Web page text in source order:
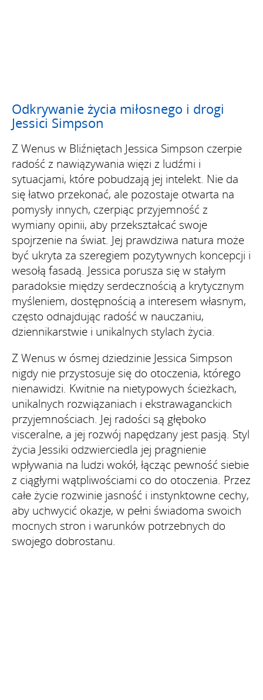
Odkrywanie życia miłosnego i drogi
Jessici Simpson
Z Wenus w Bliźniętach Jessica Simpson czerpie
radość z nawiązywania więzi z ludźmi i
sytuacjami, które pobudzają jej intelekt. Nie da
się łatwo przekonać, ale pozostaje otwarta na
pomysły innych, czerpiąc przyjemność z
wymiany opinii, aby przekształcać swoje
spojrzenie na świat. Jej prawdziwa natura może
być ukryta za szeregiem pozytywnych koncepcji i
wesołą fasadą. Jessica porusza się w stałym
paradoksie między serdecznością a krytycznym
myśleniem, dostępnością a interesem własnym,
często odnajdując radość w nauczaniu,
dziennikarstwie i unikalnych stylach życia.
Z Wenus w ósmej dziedzinie Jessica Simpson
nigdy nie przystosuje się do otoczenia, którego
nienawidzi. Kwitnie na nietypowych ścieżkach,
unikalnych rozwiązaniach i ekstrawaganckich
przyjemnościach. Jej radości są głęboko
visceralne, a jej rozwój napędzany jest pasją. Styl
życia Jessiki odzwierciedla jej pragnienie
wpływania na ludzi wokół, łącząc pewność siebie
z ciągłymi wątpliwościami co do otoczenia. Przez
całe życie rozwinie jasność i instynktowne cechy,
aby uchwycić okazje, w pełni świadoma swoich
mocnych stron i warunków potrzebnych do
swojego dobrostanu.